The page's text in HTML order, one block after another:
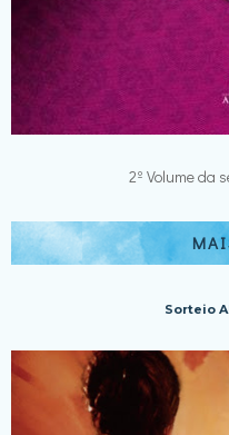
2º Volume da
Sorteio